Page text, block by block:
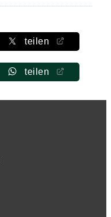
teilen
teilen